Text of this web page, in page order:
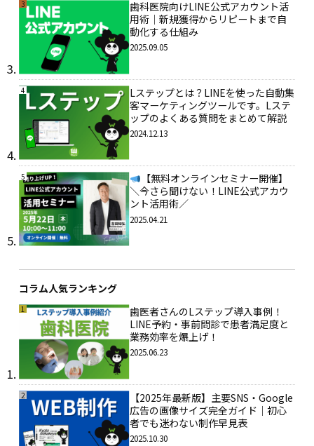
3
歯科医院向けLINE公式アカウント活
用術｜新規獲得からリピートまで自
動化する仕組み
2025.09.05
4
Lステップとは？LINEを使った自動集
客マーケティングツールです。Lステ
ップのよくある質問をまとめて解説
2024.12.13
5
【無料オンラインセミナー開催】
＼今さら聞けない！LINE公式アカウ
ント活用術／
2025.04.21
コラム人気ランキング
1
歯医者さんのLステップ導入事例！
LINE予約・事前問診で患者満足度と
業務効率を爆上げ！
2025.06.23
2
【2025年最新版】主要SNS・Google
広告の画像サイズ完全ガイド｜初心
者でも迷わない制作早見表
2025.10.30